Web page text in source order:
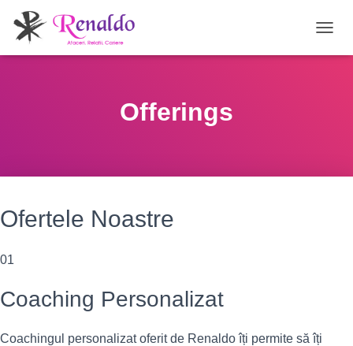
O
I
Offerings
Ofertele Noastre
01
Coaching Personalizat
Coachingul personalizat oferit de Renaldo îți permite să îți